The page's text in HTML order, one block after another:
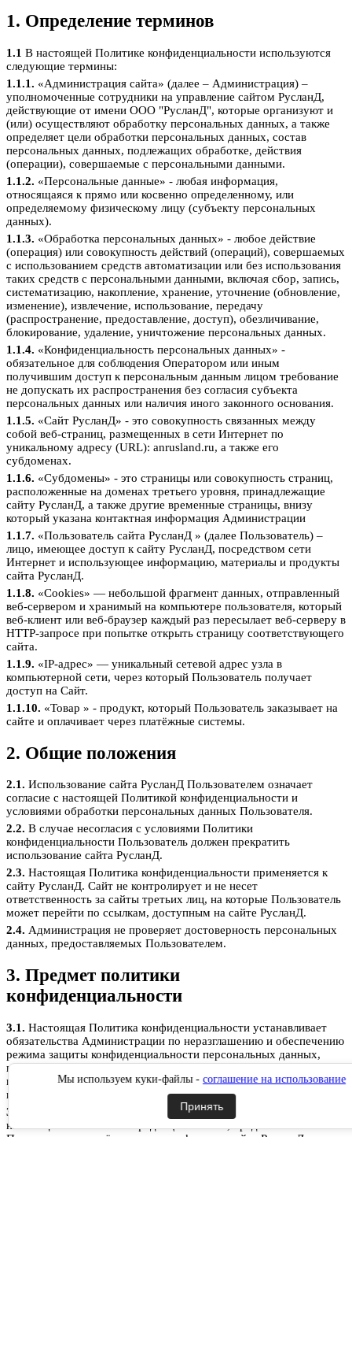
1. Определение терминов
1.1 В настоящей Политике конфиденциальности используются
следующие термины:
1.1.1. «Администрация сайта» (далее – Администрация) –
уполномоченные сотрудники на управление сайтом РусланД,
действующие от имени ООО "РусланД", которые организуют и
(или) осуществляют обработку персональных данных, а также
определяет цели обработки персональных данных, состав
персональных данных, подлежащих обработке, действия
(операции), совершаемые с персональными данными.
1.1.2. «Персональные данные» - любая информация,
относящаяся к прямо или косвенно определенному, или
определяемому физическому лицу (субъекту персональных
данных).
1.1.3. «Обработка персональных данных» - любое действие
(операция) или совокупность действий (операций), совершаемых
с использованием средств автоматизации или без использования
таких средств с персональными данными, включая сбор, запись,
систематизацию, накопление, хранение, уточнение (обновление,
изменение), извлечение, использование, передачу
(распространение, предоставление, доступ), обезличивание,
блокирование, удаление, уничтожение персональных данных.
1.1.4. «Конфиденциальность персональных данных» -
обязательное для соблюдения Оператором или иным
получившим доступ к персональным данным лицом требование
не допускать их распространения без согласия субъекта
персональных данных или наличия иного законного основания.
1.1.5. «Сайт РусланД» - это совокупность связанных между
собой веб-страниц, размещенных в сети Интернет по
уникальному адресу (URL): anrusland.ru, а также его
субдоменах.
1.1.6. «Субдомены» - это страницы или совокупность страниц,
расположенные на доменах третьего уровня, принадлежащие
сайту РусланД, а также другие временные страницы, внизу
который указана контактная информация Администрации
1.1.7. «Пользователь сайта РусланД » (далее Пользователь) –
лицо, имеющее доступ к сайту РусланД, посредством сети
Интернет и использующее информацию, материалы и продукты
сайта РусланД.
1.1.8. «Cookies» — небольшой фрагмент данных, отправленный
веб-сервером и хранимый на компьютере пользователя, который
веб-клиент или веб-браузер каждый раз пересылает веб-серверу в
HTTP-запросе при попытке открыть страницу соответствующего
сайта.
1.1.9. «IP-адрес» — уникальный сетевой адрес узла в
компьютерной сети, через который Пользователь получает
доступ на Сайт.
1.1.10. «Товар » - продукт, который Пользователь заказывает на
сайте и оплачивает через платёжные системы.
2. Общие положения
2.1. Использование сайта РусланД Пользователем означает
согласие с настоящей Политикой конфиденциальности и
условиями обработки персональных данных Пользователя.
2.2. В случае несогласия с условиями Политики
конфиденциальности Пользователь должен прекратить
использование сайта РусланД.
2.3. Настоящая Политика конфиденциальности применяется к
сайту РусланД. Сайт не контролирует и не несет
ответственность за сайты третьих лиц, на которые Пользователь
может перейти по ссылкам, доступным на сайте РусланД.
2.4. Администрация не проверяет достоверность персональных
данных, предоставляемых Пользователем.
3. Предмет политики
конфиденциальности
3.1. Настоящая Политика конфиденциальности устанавливает
обязательства Администрации по неразглашению и обеспечению
режима защиты конфиденциальности персональных данных,
которые Пользователь предоставляет по запросу Администрации
при регистрации на сайте РусланД, при подписке на
информационную e-mail рассылку или при оформлении заказа.
3.2.
Персональные данные, разрешённые к обработке в рамках
настоящей Политики конфиденциальности, предоставляются
Пользователем путём заполнения форм на сайте РусланД и
Мы используем куки-файлы - соглашение на использование
Принять